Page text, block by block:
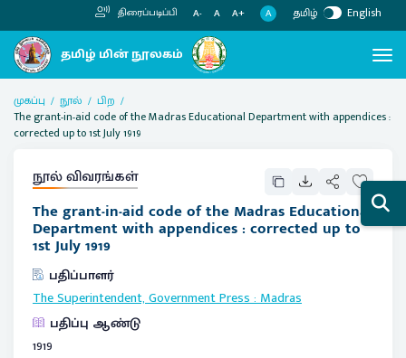
திரைப்படிப்பி A- A A+ A தமிழ் English
முகப்பு நூல்
பிற
The grant-in-aid code of the Madras Educational Department with appendices :
corrected up to 1st July 1919
நூல் விவரங்கள்
The grant-in-aid code of the Madras Educational
Department with appendices : corrected up to
1st July 1919
பதிப்பாளர்
The Superintendent, Government Press:Madras
பதிப்பு ஆண்டு
1919